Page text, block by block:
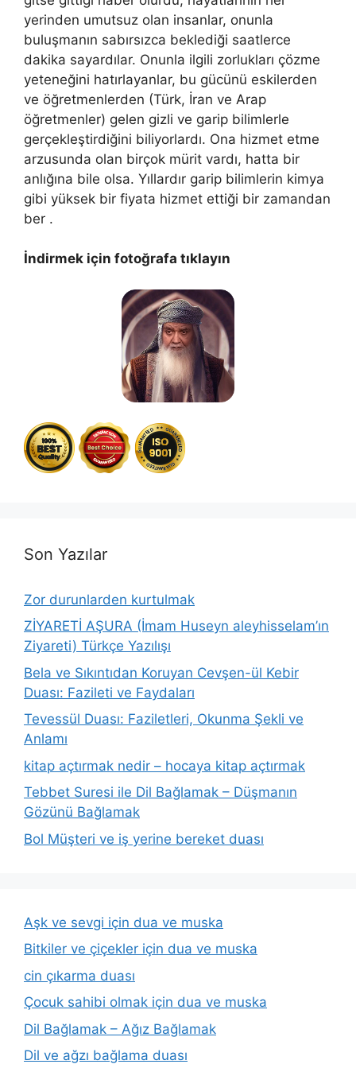
yerinden umutsuz olan insanlar, onunla
buluşmanın sabırsızca beklediği saatlerce
dakika sayardılar. Onunla ilgili zorlukları çözme
yeteneğini hatırlayanlar, bu gücünü eskilerden
ve öğretmenlerden (Türk, İran ve Arap
öğretmenler) gelen gizli ve garip bilimlerle
gerçekleştirdiğini biliyorlardı. Ona hizmet etme
arzusunda olan birçok mürit vardı, hatta bir
anlığına bile olsa. Yıllardır garip bilimlerin kimya
gibi yüksek bir fiyata hizmet ettiği bir zamandan
ber .
İndirmek için fotoğrafa tıklayın
Son Yazılar
Zor durunlarden kurtulmak
ZİYARETİ AŞURA (İmam Huseyn aleyhisselam’ın
Ziyareti) Türkçe Yazılışı
Bela ve Sıkıntıdan Koruyan Cevşen-ül Kebir
Duası: Fazileti ve Faydaları
Tevessül Duası: Faziletleri, Okunma Şekli ve
Anlamı
kitap açtırmak nedir – hocaya kitap açtırmak
Tebbet Suresi ile Dil Bağlamak – Düşmanın
Gözünü Bağlamak
Bol Müşteri ve iş yerine bereket duası
Aşk ve sevgi için dua ve muska
Bitkiler ve çiçekler için dua ve muska
cin çıkarma duası
Çocuk sahibi olmak için dua ve muska
Dil Bağlamak – Ağız Bağlamak
Dil ve ağzı bağlama duası